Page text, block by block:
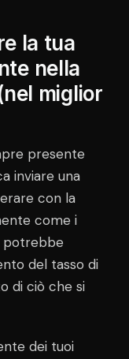
la tua
nella
miglior
presente
inviare una
con la
come i
potrebbe
del tasso di
di ciò che si
dei tuoi